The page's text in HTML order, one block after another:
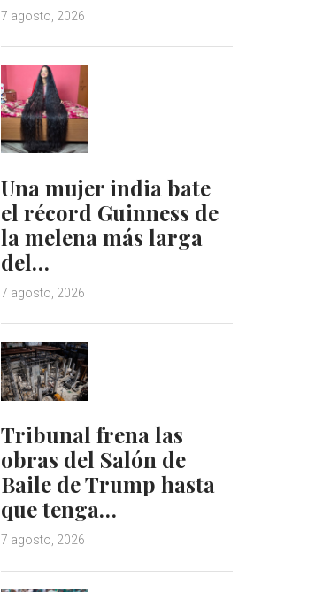
7 agosto, 2026
Una mujer india bate
el récord Guinness de
la melena más larga
del…
7 agosto, 2026
Tribunal frena las
obras del Salón de
Baile de Trump hasta
que tenga…
7 agosto, 2026